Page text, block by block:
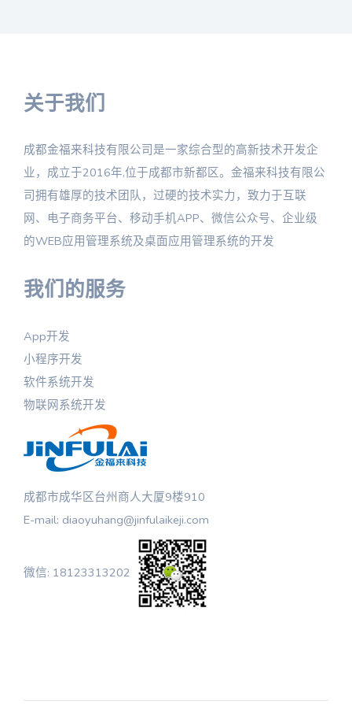
关于我们
成都金福来科技有限公司是一家综合型的高新技术开发企
业，成立于2016年,位于成都市新都区。金福来科技有限公
司拥有雄厚的技术团队，过硬的技术实力，致力于互联
网、电子商务平台、移动手机APP、微信公众号、企业级
的WEB应用管理系统及桌面应用管理系统的开发
我们的服务
App开发
小程序开发
软件系统开发
物联网系统开发
成都市成华区台州商人大厦9楼910
E-mail: diaoyuhang@jinfulaikeji.com
微信: 18123313202